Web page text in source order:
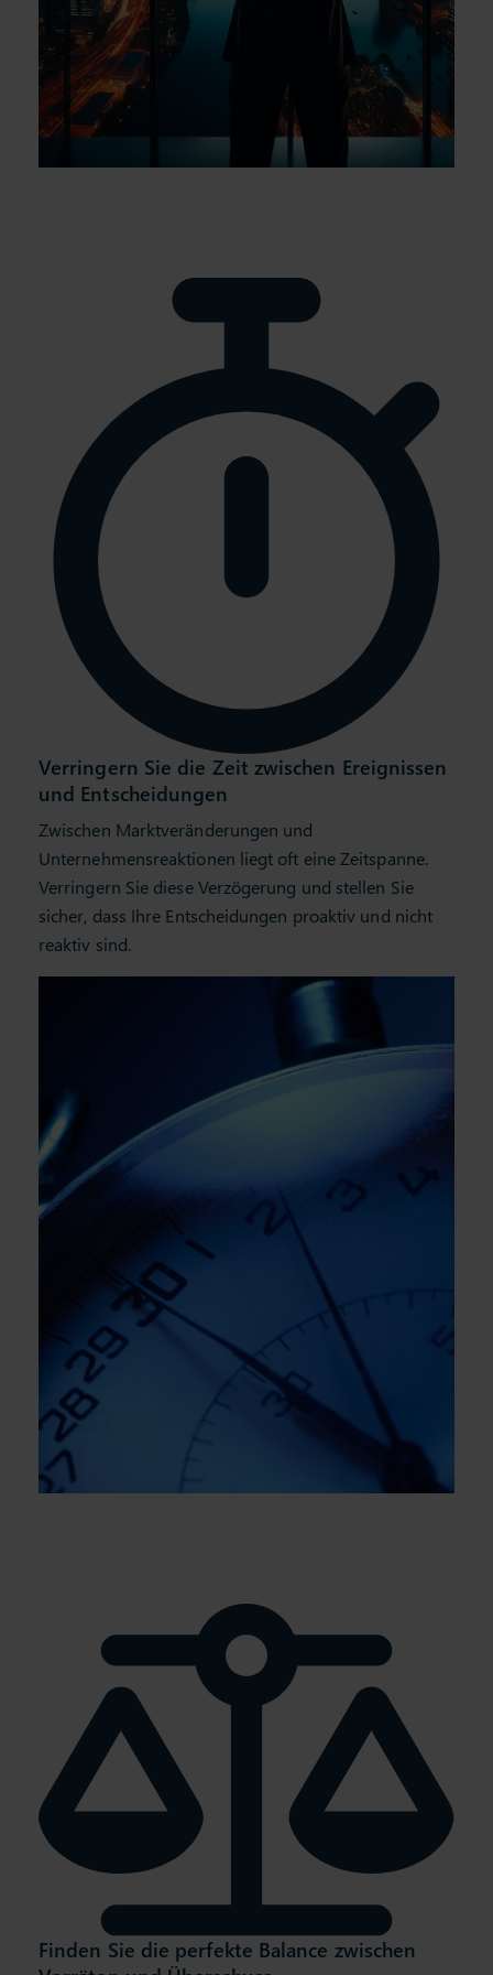
Verringern Sie die Zeit zwischen Ereignissen
und Entscheidungen
Zwischen Marktveränderungen und
Unternehmensreaktionen liegt oft eine Zeitspanne.
Verringern Sie diese Verzögerung und stellen Sie
sicher, dass Ihre Entscheidungen proaktiv und nicht
Finden Sie die perfekte Balance zwischen